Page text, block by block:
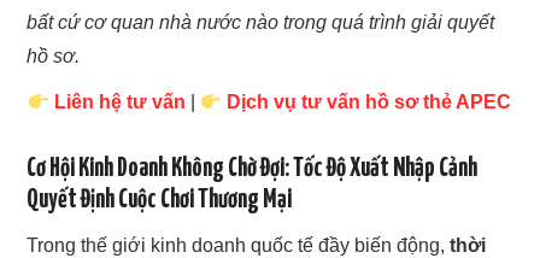
bất cứ cơ quan nhà nước nào trong quá trình giải quyết
hồ sơ.
Liên hệ tư vấn Dịch vụ tư vấn hồ sơ thẻ APEC
Cơ Hội Kinh Doanh Không Chờ Đợi: Tốc Độ Xuất Nhập Cảnh
Quyết Định Cuộc Chơi Thương Mại
Trong thế giới kinh doanh quốc tế đầy biến động,thời